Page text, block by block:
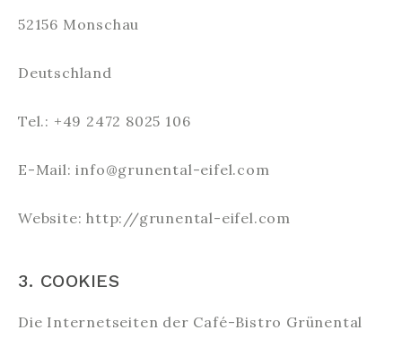
52156 Monschau
Deutschland
Tel.: +49 2472 8025 106
E-Mail: info@grunental-eifel.com
Website: http://grunental-eifel.com
3. COOKIES
Die Internetseiten der Café-Bistro Grünental